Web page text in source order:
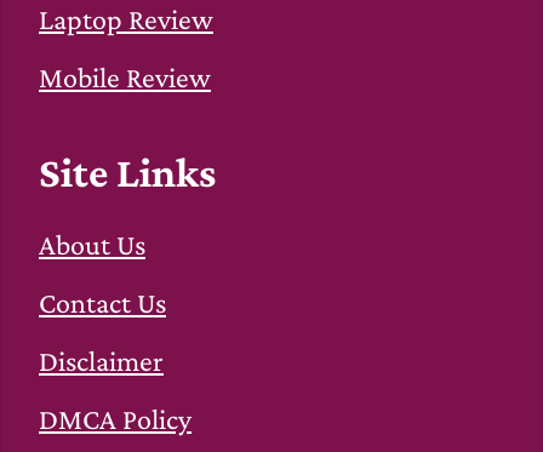
Laptop Review
Mobile Review
Site Links
About Us
Contact Us
Disclaimer
DMCA Policy